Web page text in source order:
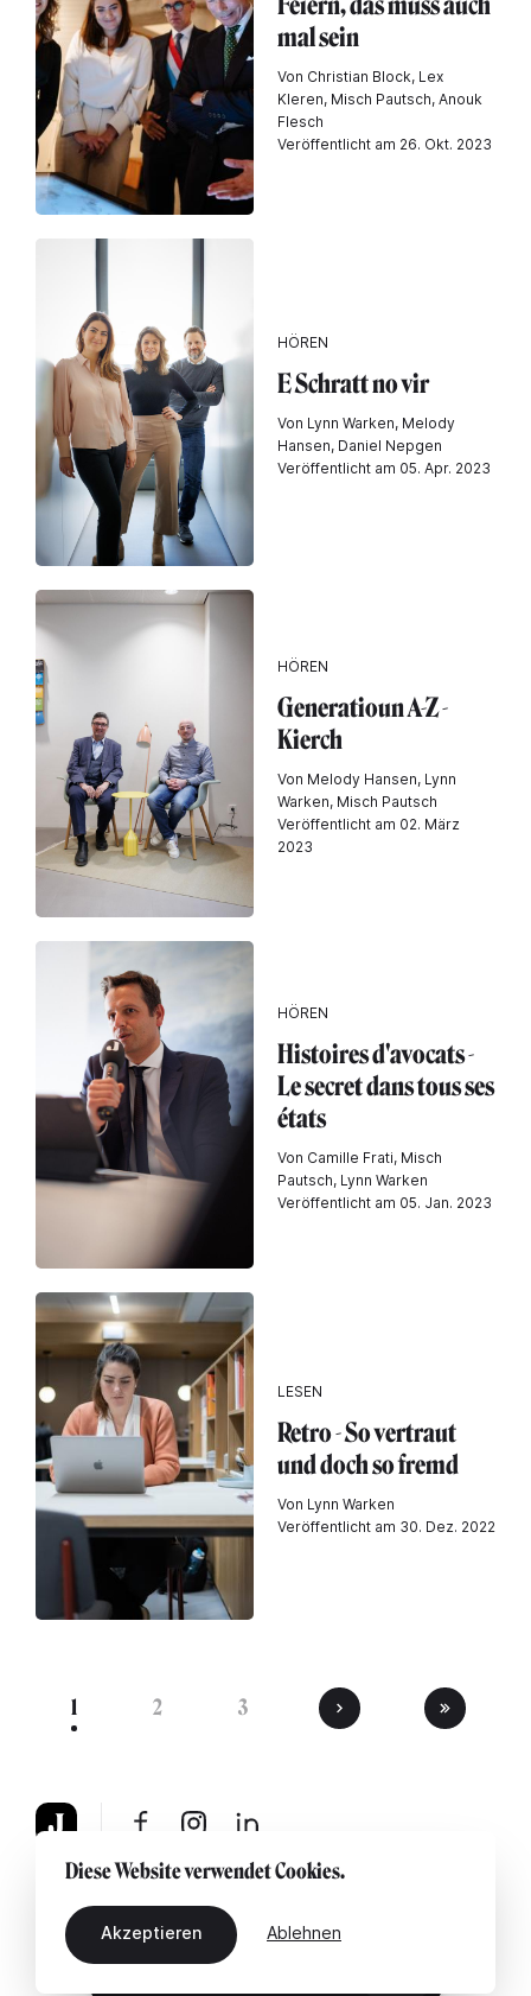
mal sein
Von Christian Block, Lex
Kleren, Misch Pautsch, Anouk
Flesch
Veröffentlicht am 26. Okt. 2023
HÖREN
E Schratt no vir
Von Lynn Warken, Melody
Hansen, Daniel Nepgen
Veröffentlicht am 05. Apr. 2023
HÖREN
Generatioun A-Z -
Kierch
Von Melody Hansen, Lynn
Warken, Misch Pautsch
Veröffentlicht am 02. März
2023
HÖREN
Histoires d'avocats -
Le secret dans tous ses
états
Von Camille Frati, Misch
Pautsch, Lynn Warken
Veröffentlicht am 05. Jan. 2023
LESEN
Retro - So vertraut
und doch so fremd
Von Lynn Warken
Veröffentlicht am 30. Dez. 2022
1 2 3
Über uns Rechtshinweis Kontaktiere uns
Diese Website verwendet Cookies.
Akzeptieren Ablehnen